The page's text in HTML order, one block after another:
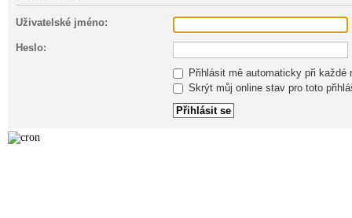
Uživatelské jméno:
Heslo:
Přihlásit mě automaticky při každé
Skrýt můj online stav pro toto